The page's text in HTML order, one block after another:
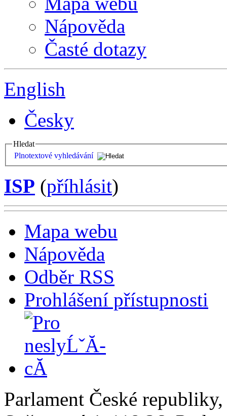
Nápověda
Časté dotazy
English
Česky
Hledat
Plnotextové vyhledávání
ISP (příhlásit)
Mapa webu
Nápověda
Odběr RSS
Prohlášení přístupnosti
Parlament České